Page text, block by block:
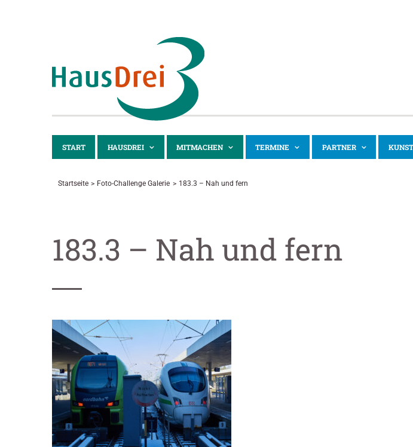
START HAUSDREI MITMACHEN TERMINE PARTNER
Startseite Foto-Challenge Galerie 183.3 – Nah und fern
183.3 – Nah und fern